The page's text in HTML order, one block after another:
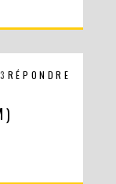
RÉPONDRE